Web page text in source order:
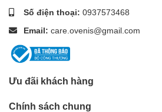
Số điện thoại: 0937573468
Email: care.ovenis@gmail.com
Ưu đãi khách hàng
Chính sách chung